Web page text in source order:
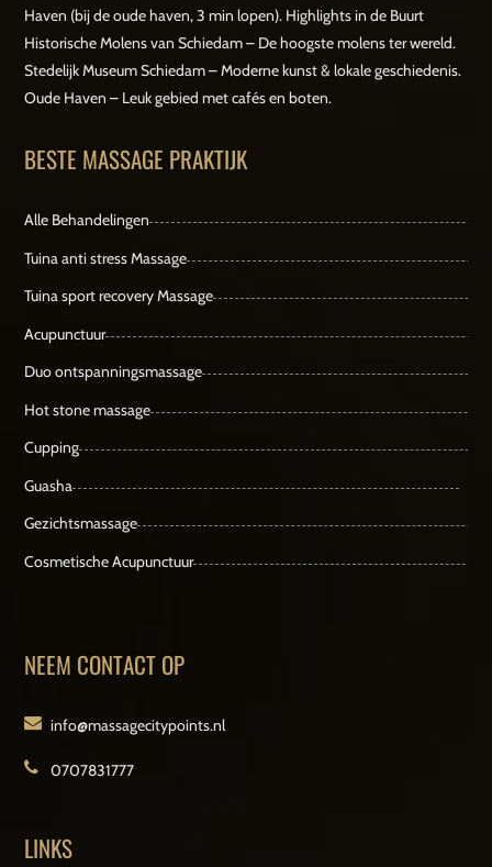
Haven (bij de oude haven, 3 min lopen). Highlights in de Buurt
Historische Molens van Schiedam – De hoogste molens ter wereld.
Stedelijk Museum Schiedam – Moderne kunst & lokale geschiedenis.
Oude Haven – Leuk gebied met cafés en boten.
BESTE MASSAGE PRAKTIJK
Alle Behandelingen
Tuina anti stress Massage
Tuina sport recovery Massage
Acupunctuur
Duo ontspanningsmassage
Hot stone massage
Cupping
Guasha
Gezichtsmassage
Cosmetische Acupunctuur
NEEM CONTACT OP
info@massagecitypoints.nl
0707831777
LINKS